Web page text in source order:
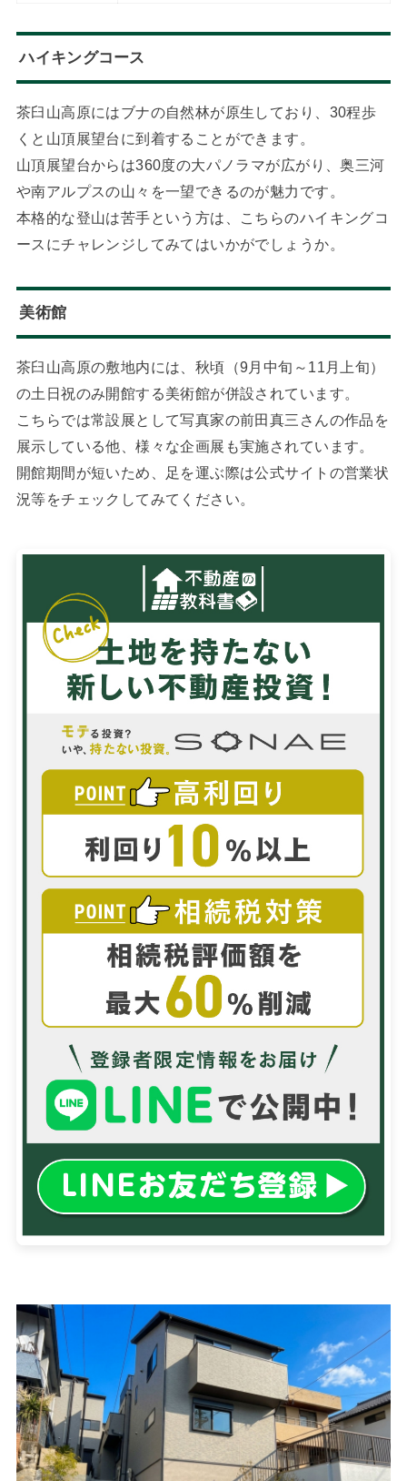
ハイキングコース
茶臼山高原にはブナの自然林が原生しており、30程歩
くと山頂展望台に到着することができます。
山頂展望台からは360度の大パノラマが広がり、奥三河
や南アルプスの山々を一望できるのが魅力です。
本格的な登山は苦手という方は、こちらのハイキングコ
ースにチャレンジしてみてはいかがでしょうか。
美術館
茶臼山高原の敷地内には、秋頃（9月中旬～11月上旬）
の土日祝のみ開館する美術館が併設されています。
こちらでは常設展として写真家の前田真三さんの作品を
展示している他、様々な企画展も実施されています。
開館期間が短いため、足を運ぶ際は公式サイトの営業状
況等をチェックしてみてください。